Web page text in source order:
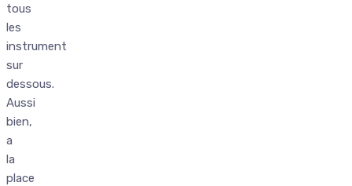
tous
les
instrument
sur
dessous.
Aussi
bien,
a
la
place